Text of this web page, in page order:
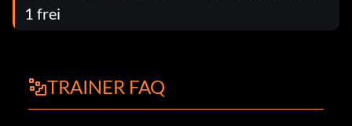
1 frei
TRAINER FAQ